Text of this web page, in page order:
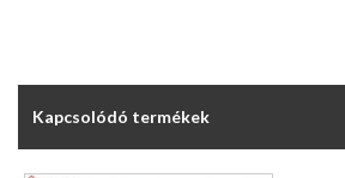
Kapcsolódó termékek